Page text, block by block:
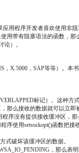
用程序开发者喜欢使用非
带有阻塞语法的函数，那么
）。
，X.5000，SAP等等）。本
标记）。这种方
那么接收的数据就可以立
序没有提供接收缓冲区，
使用setsockopt()函数把
式破坏该缓冲区的数据。
，那么表